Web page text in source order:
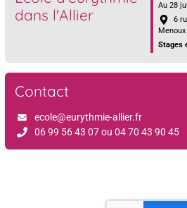
dans l'Allier
Au 28
6
Menoux
Stages
Contact
ecole@eurythmie-allier.fr
06 99 56 43 07 ou 04 70 43 90 45